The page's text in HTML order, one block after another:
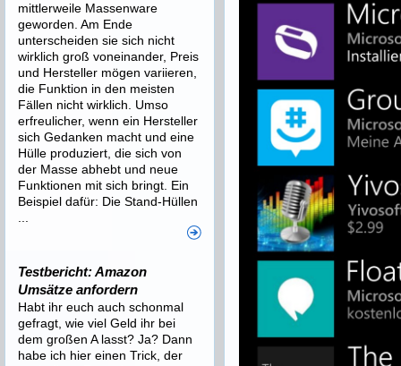
mittlerweile Massenware
geworden. Am Ende
unterscheiden sie sich nicht
wirklich groß voneinander, Preis
und Hersteller mögen variieren,
die Funktion in den meisten
Fällen nicht wirklich. Umso
erfreulicher, wenn ein Hersteller
sich Gedanken macht und eine
Hülle produziert, die sich von
der Masse abhebt und neue
Funktionen mit sich bringt. Ein
Beispiel dafür: Die Stand-Hüllen
Testbericht: Amazon
Umsätze anfordern
Habt ihr euch auch schonmal
gefragt, wie viel Geld ihr bei
dem großen A lasst? Ja? Dann
habe ich hier einen Trick, der